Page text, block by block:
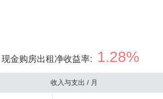
现金购房出租净收益率: 1.28%
收入与支出 / 月